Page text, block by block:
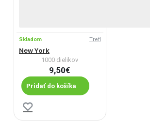
Skladom Trefl
New York
1000 dielikov
9,50€
Pridať do košíka